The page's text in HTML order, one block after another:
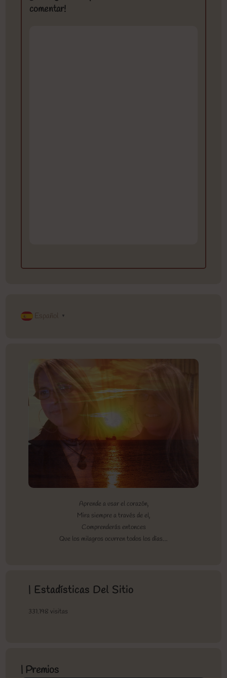
comentar!
Español ▼
Aprende a usar el corazón,
Mira siempre a través de el,
Comprenderás entonces
Que los milagros ocurren todos los días…
| Estadísticas Del Sitio
331.198 visitas
| Premios